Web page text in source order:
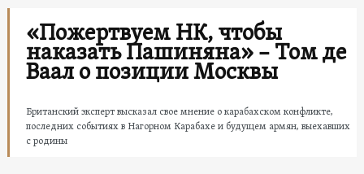
«Пожертвуем НК, чтобы
наказать Пашиняна» – Том де
Ваал о позиции Москвы
Британский эксперт высказал свое мнение о карабахском конфликте,
последних событиях в Нагорном Карабахе и будущем армян, выехавших
с родины